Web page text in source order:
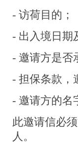
- 访荷目的；
- 出入境日期
- 邀请方是否
- 担保条款，
- 邀请方的名
此邀请信必
人。